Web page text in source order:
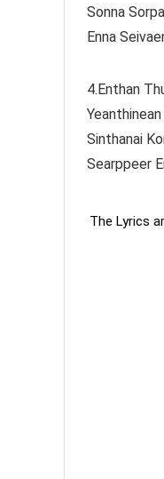
Sonna
Enna
4.Enthan
Sinthanai
Searppeer
The Lyrics